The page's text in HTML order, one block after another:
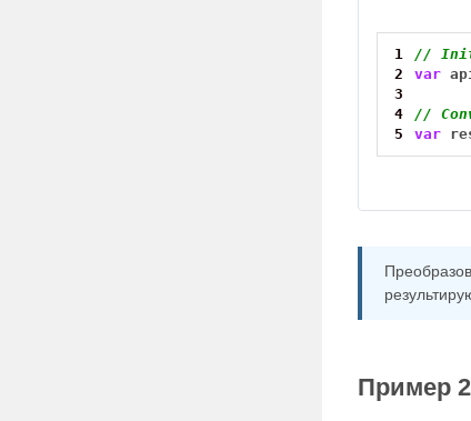
1
//
2
var
3
4
//
5
var
Пример